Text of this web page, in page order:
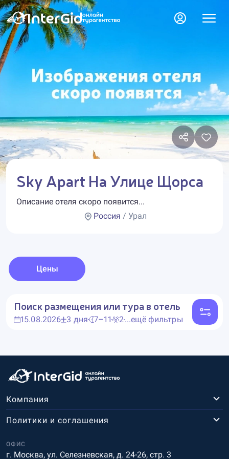
Sky Apart На Улице Щорса
Описание отеля скоро появится...
Россия / Урал
Цены
Поиск размещения или тура в отель
15.08.2026 3 дня 7–11 2...ещё фильтры
Компания
ОФИС
г. Москва, ул. Селезневская, д. 24-26, стр. 3
Политики и соглашения